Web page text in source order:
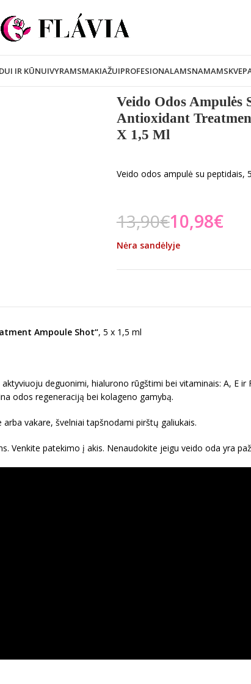
IR KŪNUIVYRAMSMAKIAŽUIPROFESIONALAMSNAMAMS
Veido Odos Ampulės
Antioxidant
X 1,5 Ml
Veido odos ampulė su peptidais,
13,90€10,98€
Nėra sandėlyje
Ampoule Shot“, 5 x 1,5 ml
deguonimi, hialurono rūgštimi bei vitaminais: A, E
odos regeneraciją bei kolageno gamybą.
vakare, švelniai tapšnodami pirštų galiukais.
Venkite patekimo į akis. Nenaudokite jeigu veido oda yra